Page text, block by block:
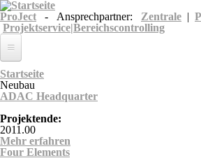
Direkt zum Inhalt
ProJect - Ansprechpartner: Zentrale |
Projektservice|Bereichscontrolling
Unternehmen
Leistungen
Referenzen
Karriere
Sie sind hier
Startseite
Neubau
ADAC Headquarter
Projektende:
2011.00
Mehr erfahren
Four Elements